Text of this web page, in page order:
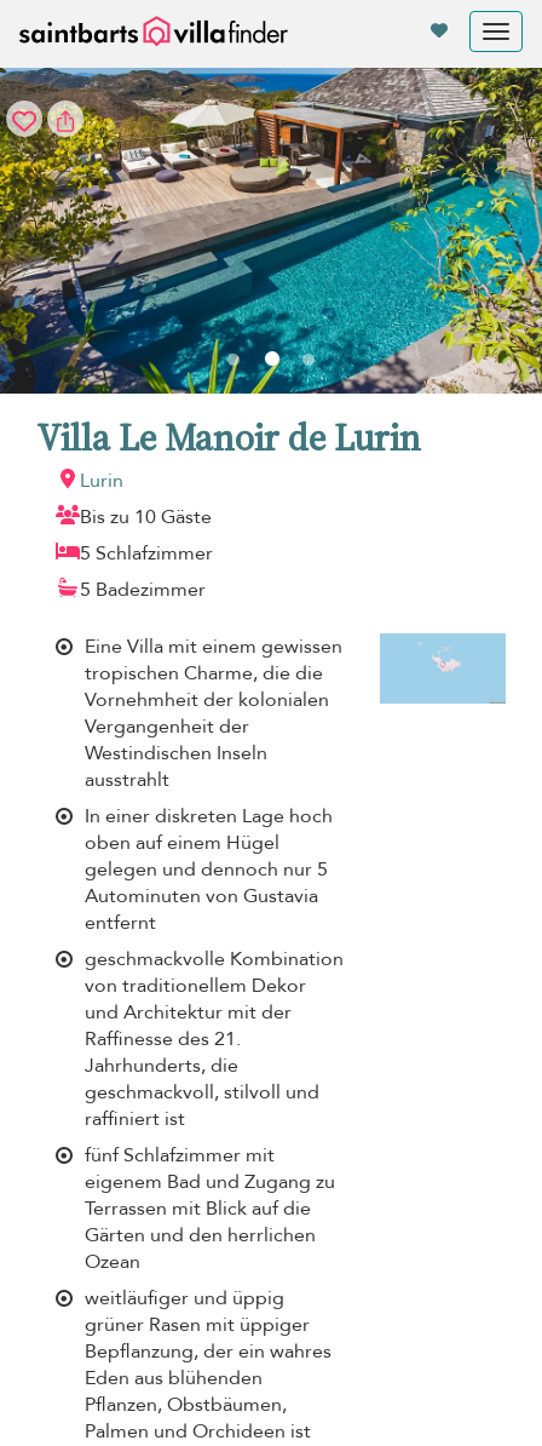
Villa Le Manoir de Lurin
Lurin
Bis zu 10 Gäste
5 Schlafzimmer
5 Badezimmer
Eine Villa mit einem gewissen
tropischen Charme, die die
Vornehmheit der kolonialen
Vergangenheit der
Westindischen Inseln
ausstrahlt
In einer diskreten Lage hoch
oben auf einem Hügel
gelegen und dennoch nur 5
Autominuten von Gustavia
entfernt
geschmackvolle Kombination
von traditionellem Dekor
und Architektur mit der
Raffinesse des 21.
Jahrhunderts, die
geschmackvoll, stilvoll und
raffiniert ist
fünf Schlafzimmer mit
eigenem Bad und Zugang zu
Terrassen mit Blick auf die
Gärten und den herrlichen
Ozean
weitläufiger und üppig
grüner Rasen mit üppiger
Bepflanzung, der ein wahres
Eden aus blühenden
Pflanzen, Obstbäumen,
Palmen und Orchideen ist
Cookie-Einstellungen